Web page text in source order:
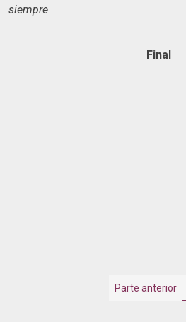
siempre
Final
Parte anterior